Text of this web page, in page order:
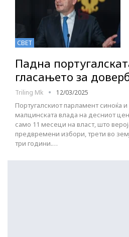
СВЕТ
Падна
гласањето за
Triling Mk 12/03/2025
Португалскиот парламент синоќа
малцинската влада на десниот
само 11 месеци на власт, што
предвремени избори, трети во
три години.…